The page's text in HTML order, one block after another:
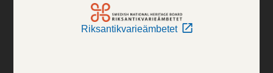
Riksantikvarieämbetet